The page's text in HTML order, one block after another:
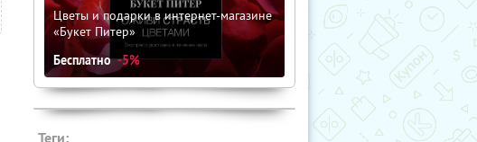
Цветы и подарки в интернет-магазине
«Букет Питер»
Бесплатно -5%
Теги: